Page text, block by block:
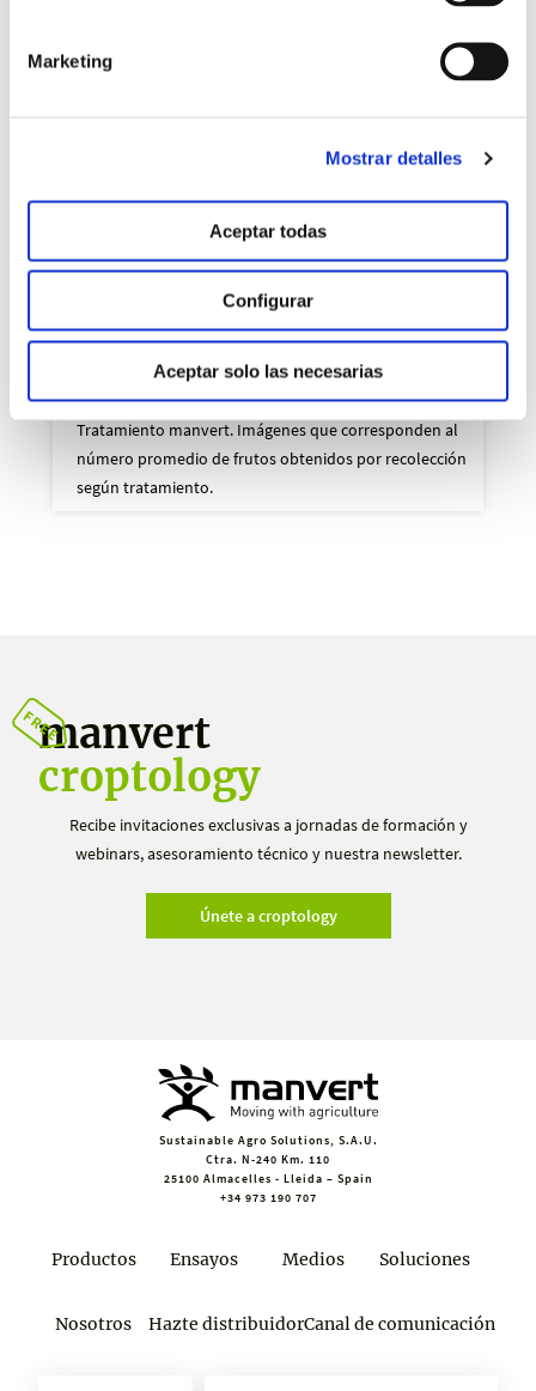
Marketing
Mostrar detalles
Aceptar todas
Configurar
Aceptar solo las necesarias
Testigo
Tratamiento manvert. Imágenes que corresponden al
número promedio de frutos obtenidos por recolección
según tratamiento.
manvert
croptology
Recibe invitaciones exclusivas a jornadas de formación y
webinars, asesoramiento técnico y nuestra newsletter.
Únete a croptology
Sustainable Agro Solutions, S.A.U.
Ctra. N-240 Km. 110
25100 Almacelles - Lleida – Spain
+34 973 190 707
Productos Ensayos Medios Soluciones
Nosotros Hazte distribuidorCanal de comunicación